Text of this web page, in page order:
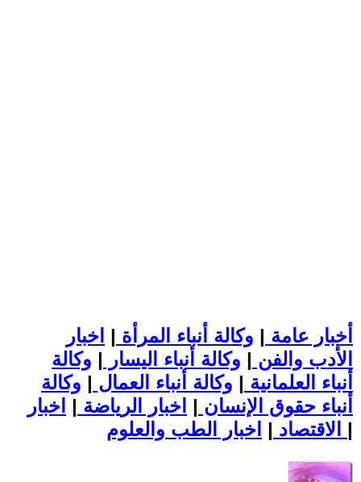
أخبار عامة | وكالة أنباء المرأة | اخبار
الأدب والفن | وكالة أنباء اليسار | وكالة
أنباء العلمانية | وكالة أنباء العمال | وكالة
أنباء حقوق الإنسان | اخبار الرياضة | اخبار
الاقتصاد | |